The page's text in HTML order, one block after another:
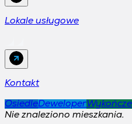
Lokale usługowe
Kontakt
OsiedleDeweloper
Nie znaleziono mieszkania.